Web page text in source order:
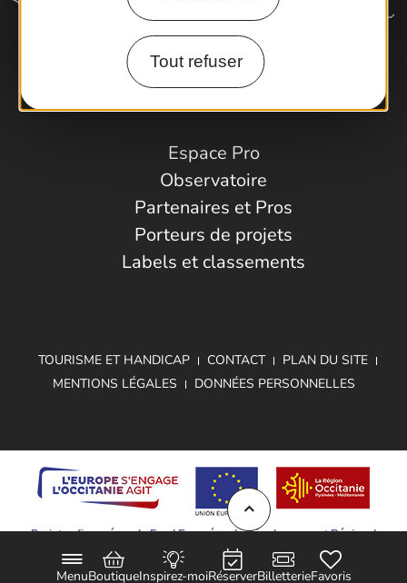
Tout refuser
MenuBoutiqueInspirez-moiRéserverBilletterieFavoris
Comment venir ?
Espace Pro
Observatoire
Partenaires et Pros
Porteurs de projets
Labels et classements
TOURISME ET HANDICAP CONTACT
PLAN DU SITE
MENTIONS LÉGALES
DONNÉES PERSONNELLES
Projet cofinancé par le Fond Européen de Développement Régional